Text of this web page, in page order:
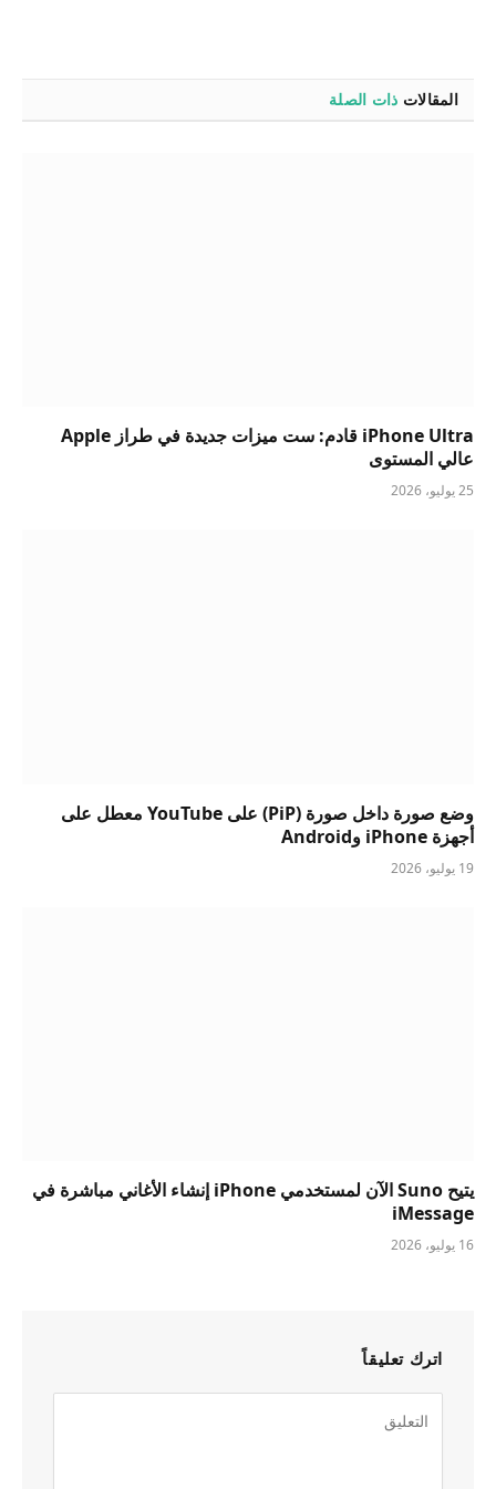
المقالات ذات الصلة
iPhone Ultra قادم: ست ميزات جديدة في طراز Apple
عالي المستوى
25 يوليو، 2026
وضع صورة داخل صورة (PiP) على YouTube معطل على
أجهزة iPhone وAndroid
19 يوليو، 2026
يتيح Suno الآن لمستخدمي iPhone إنشاء الأغاني مباشرة في
iMessage
16 يوليو، 2026
اترك تعليقاً